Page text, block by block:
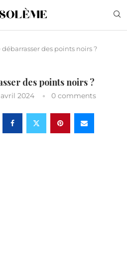
des points noirs ?
des points noirs ?
2024 0 comments